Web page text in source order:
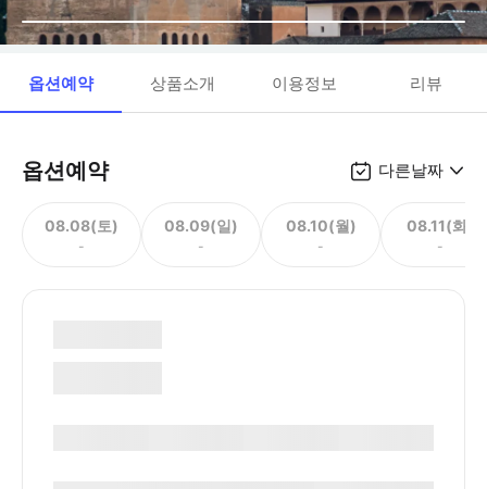
옵션예약 상품소개 이용정보 리뷰
옵션예약 다른날짜
08.08(토)
-
08.09(일)
-
08.10(월)
-
08.11(화)
-